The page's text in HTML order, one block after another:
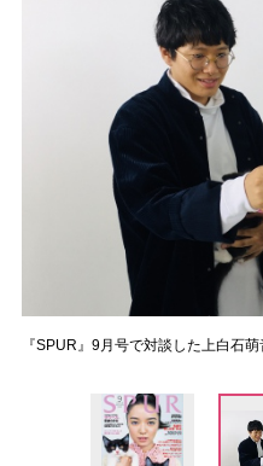
『SPUR』9月号で対談した上白石